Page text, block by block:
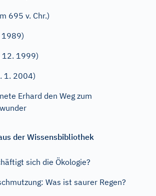
695 v. Chr.)
1989)
12. 1999)
1. 2004)
Erhard den Weg zum
der Wissensbibliothek
sich die Ökologie?
Was ist saurer Regen?